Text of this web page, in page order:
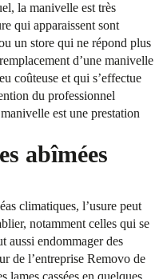
la manivelle est très
qui apparaissent sont
un store qui ne répond plus
d’une manivelle
coûteuse et qui s’effectue
du professionnel
est une prestation
abîmées
climatiques, l’usure peut
notamment celles qui se
aussi endommager des
de l’entreprise Removo de
lames cassées en quelques